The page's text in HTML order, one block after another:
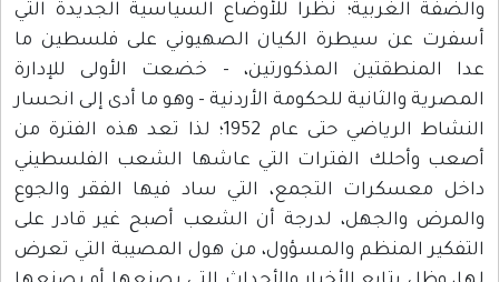
والضفة الغربية؛ نظراً للأوضاع السياسية الجديدة التي
أسفرت عن سيطرة الكيان الصهيوني على فلسطين ما
عدا المنطقتين المذكورتين، - خضعت الأولى للإدارة
المصرية والثانية للحكومة الأردنية - وهو ما أدى إلى انحسار
النشاط الرياضي حتى عام 1952؛ لذا تعد هذه الفترة من
أصعب وأحلك الفترات التي عاشها الشعب الفلسطيني
داخل معسكرات التجمع، التي ساد فيها الفقر والجوع
والمرض والجهل، لدرجة أن الشعب أصبح غير قادر على
التفكير المنظم والمسؤول، من هول المصيبة التي تعرض